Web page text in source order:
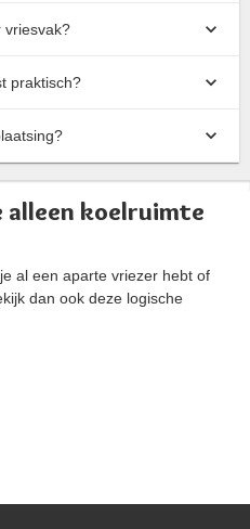
vriesvak?
praktisch?
alleen koelruimte
al een aparte vriezer hebt of
dan ook deze logische